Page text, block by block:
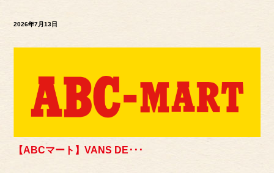
2026年7月13日
【ABCマート】VANS DE･･･